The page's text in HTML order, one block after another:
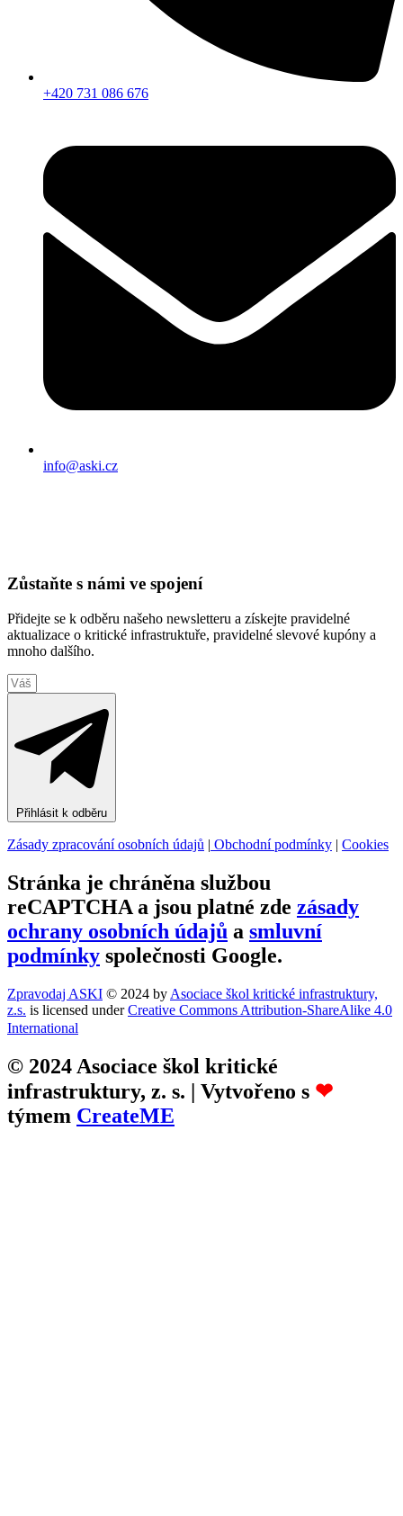
+420 731 086 676
info@aski.cz
Zůstaňte s námi ve spojení
Přidejte se k odběru našeho newsletteru a získejte pravidelné
aktualizace o kritické infrastruktuře, pravidelné slevové kupóny a
mnoho dalšího.
Přihlásit k odběru
Zásady zpracování osobních údajů | Obchodní podmínky | Cookies
Stránka je chráněna službou
reCAPTCHA a jsou platné zde zásady
ochrany osobních údajů a smluvní
podmínky společnosti Google.
Zpravodaj ASKI © 2024 by Asociace škol kritické infrastruktury,
z.s. is licensed underCreative Commons Attribution-ShareAlike 4.0
International
© 2024 Asociace škol kritické
infrastruktury, z. s. | Vytvořeno s ❤
týmem CreateME